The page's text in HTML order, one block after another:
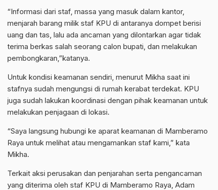
“Informasi dari staf, massa yang masuk dalam kantor,
menjarah barang milik staf KPU di antaranya dompet berisi
uang dan tas, lalu ada ancaman yang dilontarkan agar tidak
terima berkas salah seorang calon bupati, dan melakukan
pembongkaran,”katanya.
Untuk kondisi keamanan sendiri, menurut Mikha saat ini
stafnya sudah mengungsi di rumah kerabat terdekat. KPU
juga sudah lakukan koordinasi dengan pihak keamanan untuk
melakukan penjagaan di lokasi.
“Saya langsung hubungi ke aparat keamanan di Mamberamo
Raya untuk melihat atau mengamankan staf kami,” kata
Mikha.
Terkait aksi perusakan dan penjarahan serta pengancaman
yang diterima oleh staf KPU di Mamberamo Raya, Adam